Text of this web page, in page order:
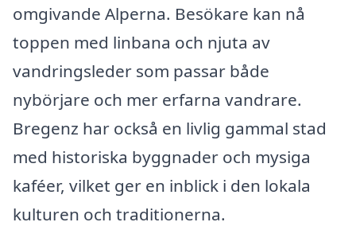
omgivande Alperna. Besökare kan nå
toppen med linbana och njuta av
vandringsleder som passar både
nybörjare och mer erfarna vandrare.
Bregenz har också en livlig gammal stad
med historiska byggnader och mysiga
kaféer, vilket ger en inblick i den lokala
kulturen och traditionerna.